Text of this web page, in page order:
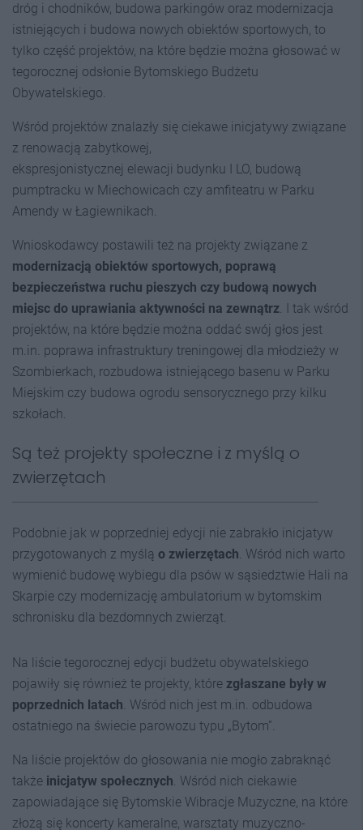
dróg i chodników, budowa parkingów oraz modernizacja
istniejących i budowa nowych obiektów sportowych, to
tylko część projektów, na które będzie można głosować w
tegorocznej odsłonie Bytomskiego Budżetu
Obywatelskiego.
Wśród projektów znalazły się ciekawe inicjatywy związane
z renowacją zabytkowej,
ekspresjonistycznej elewacji budynku I LO, budową
pumptracku w Miechowicach czy amfiteatru w Parku
Amendy w Łagiewnikach.
Wnioskodawcy postawili też na projekty związane z
modernizacją obiektów sportowych, poprawą
bezpieczeństwa ruchu pieszych czy budową nowych
miejsc do uprawiania aktywności na zewnątrz. I tak wśród
projektów, na które będzie można oddać swój głos jest
m.in. poprawa infrastruktury treningowej dla młodzieży w
Szombierkach, rozbudowa istniejącego basenu w Parku
Miejskim czy budowa ogrodu sensorycznego przy kilku
szkołach.
Są też projekty społeczne i z myślą o
zwierzętach
Podobnie jak w poprzedniej edycji nie zabrakło inicjatyw
przygotowanych z myślą o zwierzętach. Wśród nich warto
wymienić budowę wybiegu dla psów w sąsiedztwie Hali na
Skarpie czy modernizację ambulatorium w bytomskim
schronisku dla bezdomnych zwierząt.
Na liście tegorocznej edycji budżetu obywatelskiego
pojawiły się również te projekty, które zgłaszane były w
poprzednich latach. Wśród nich jest m.in. odbudowa
ostatniego na świecie parowozu typu „Bytom”.
Na liście projektów do głosowania nie mogło zabraknąć
także inicjatyw społecznych. Wśród nich ciekawie
zapowiadające się Bytomskie Wibracje Muzyczne, na które
złożą się koncerty kameralne, warsztaty muzyczno-